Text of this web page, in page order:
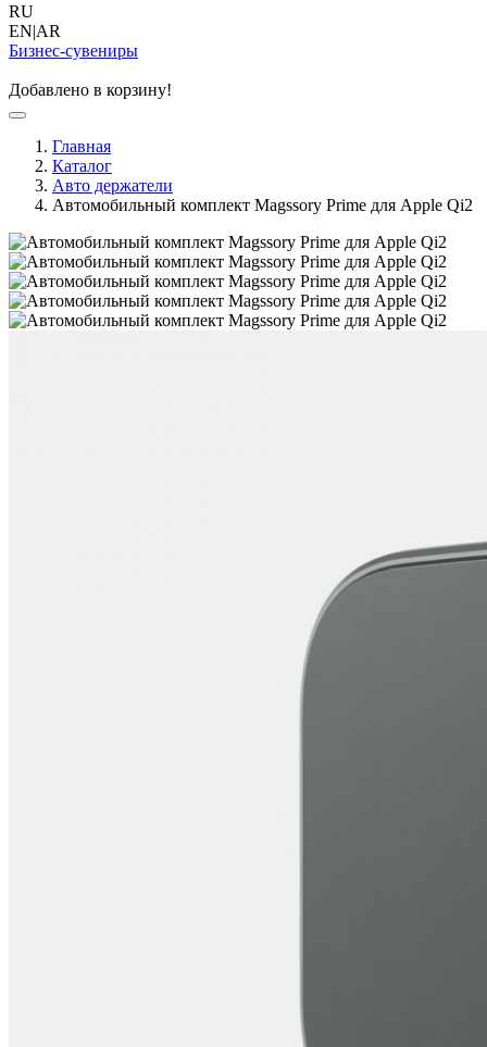
RU
EN|AR
Бизнес-сувениры
Добавлено в корзину!
Главная
Каталог
Авто держатели
Автомобильный комплект Magssory Prime для Apple Qi2